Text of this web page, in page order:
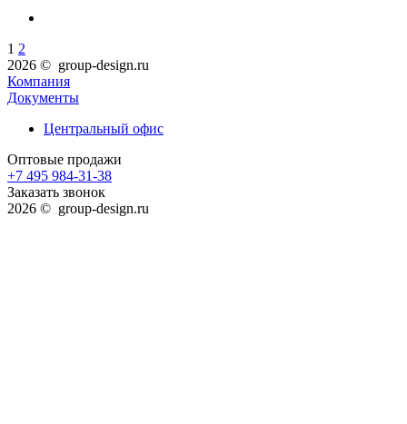
1 2
2026 © group-design.ru
Компания
Документы
Центральный офис
Оптовые продажи
+7 495 984-31-38
Заказать звонок
2026 © group-design.ru